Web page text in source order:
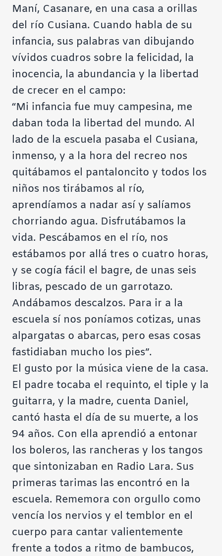
Maní, Casanare, en una casa a orillas
del río Cusiana. Cuando habla de su
infancia, sus palabras van dibujando
vívidos cuadros sobre la felicidad, la
inocencia, la abundancia y la libertad
de crecer en el campo:
“Mi infancia fue muy campesina, me
daban toda la libertad del mundo. Al
lado de la escuela pasaba el Cusiana,
inmenso, y a la hora del recreo nos
quitábamos el pantaloncito y todos los
niños nos tirábamos al río,
aprendíamos a nadar así y salíamos
chorriando agua. Disfrutábamos la
vida. Pescábamos en el río, nos
estábamos por allá tres o cuatro horas,
y se cogía fácil el bagre, de unas seis
libras, pescado de un garrotazo.
Andábamos descalzos. Para ir a la
escuela sí nos poníamos cotizas, unas
alpargatas o abarcas, pero esas cosas
fastidiaban mucho los pies”.
El gusto por la música viene de la casa.
El padre tocaba el requinto, el tiple y la
guitarra, y la madre, cuenta Daniel,
cantó hasta el día de su muerte, a los
94 años. Con ella aprendió a entonar
los boleros, las rancheras y los tangos
que sintonizaban en Radio Lara. Sus
primeras tarimas las encontró en la
escuela. Rememora con orgullo como
vencía los nervios y el temblor en el
cuerpo para cantar valientemente
frente a todos a ritmo de bambucos,